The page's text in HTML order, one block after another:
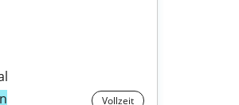
Vollzeit